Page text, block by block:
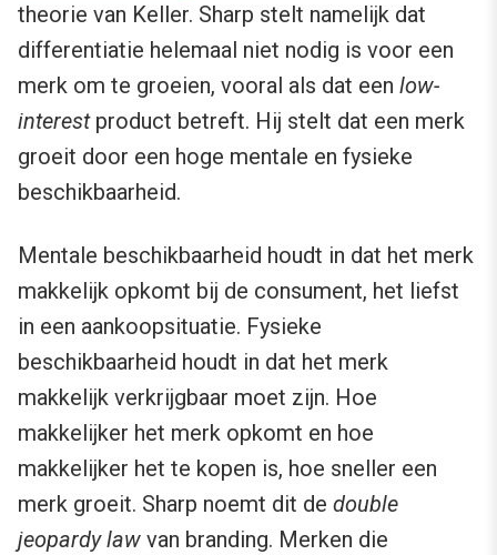
theorie van Keller. Sharp stelt namelijk dat
differentiatie helemaal niet nodig is voor een
merk om te groeien, vooral als dat een low-
interestproduct betreft. Hij stelt dat een merk
groeit door een hoge mentale en fysieke
beschikbaarheid.
Mentale beschikbaarheid houdt in dat het merk
makkelijk opkomt bij de consument, het liefst
in een aankoopsituatie. Fysieke
beschikbaarheid houdt in dat het merk
makkelijk verkrijgbaar moet zijn. Hoe
makkelijker het merk opkomt en hoe
makkelijker het te kopen is, hoe sneller een
merk groeit. Sharp noemt dit de double
jeopardy law van branding. Merken die